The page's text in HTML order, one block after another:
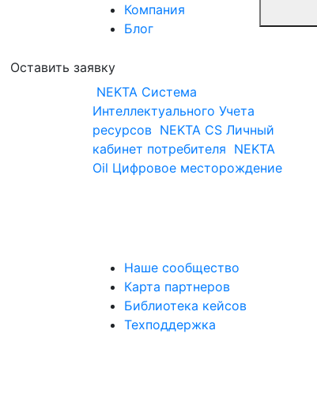
Компания
Блог
Оставить заявку
NEKTA Система
Интеллектуального Учета
ресурсов NEKTA CS Личный
кабинет потребителя NEKTA
Oil Цифровое месторождение
Наше сообщество
Карта партнеров
Библиотека кейсов
Техподдержка